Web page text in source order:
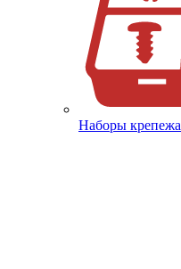
Наборы крепежа